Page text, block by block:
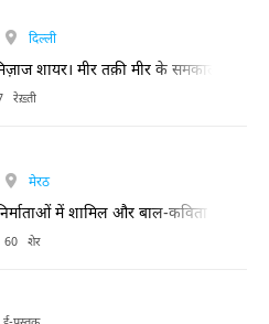
दिल्ली
शायर। मीर तक़ी मीर के समकालीन।
रेख़्ती
मेरठ
में शामिल और बाल-कविता के लिए
60 शेर